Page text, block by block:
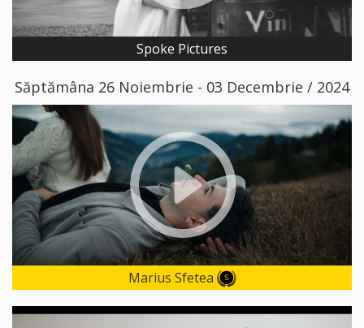
Spoke Pictures
Săptămâna 26 Noiembrie - 03 Decembrie / 2024
Marius Sfetea